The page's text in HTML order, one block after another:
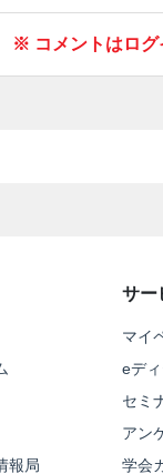
※ コメントはログ
報局
サー
マイ
eデ
セミ
アン
学会